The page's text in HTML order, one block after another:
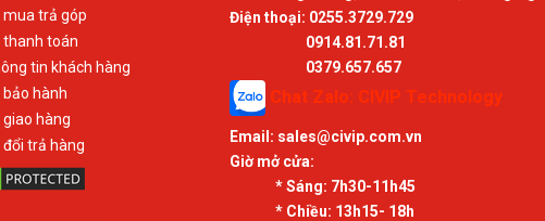
mua trả góp
thanh toán
tin khách hàng
bảo hành
hàng
trả hàng
Điện thoại: 0255.3729.729
0914.81.71.81
0379.657.657
Chat Zalo: CIVIP Technology
Email: sales@civip.com.vn
Giờ mở cửa:
* Sáng: 7h30-11h45
* Chiều: 13h15- 18h